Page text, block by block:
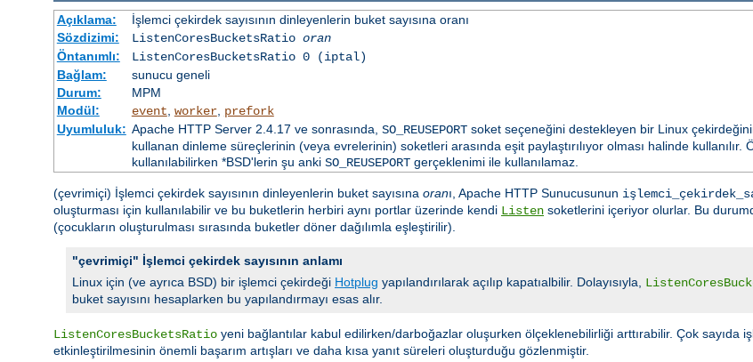
Açıklama:
İşlemci çekirdek sayısının dinleyenlerin buket sayısına oranı
Sözdizimi:
ListenCoresBucketsRatio oran
Öntanımlı:
ListenCoresBucketsRatio 0 (iptal)
Bağlam:
sunucu geneli
Durum:
MPM
Modül:
event worker, prefork
Uyumluluk: Apache HTTP Server 2.4.17 ve sonrasında, SO_REUSEPORTsoket seçeneğini destekleyen bir Linux
kullanan dinleme süreçlerinin (veya evrelerinin) soketleri arasında eşit paylaştırılıyor olması halinde kullanılır.
kullanılabilirken *BSD'lerin şu anki SO_REUSEPORTgerçeklenimi ile kullanılamaz.
(çevrimiçi) İşlemci çekirdek sayısının dinleyenlerin buket sayısına oranı, Apache HTTP Sunucusunun
oluşturması için kullanılabilir ve bu buketlerin herbiri aynı portlar üzerinde kendi Listen soketlerini içeriyor olurlar. Bu
(çocukların oluşturulması sırasında buketler döner dağılımla eşleştirilir).
"çevrimiçi" İşlemci çekirdek sayısının anlamı
Linux için (ve ayrıca BSD) bir işlemci çekirdeği Hotplug yapılandırılarak açılıp kapatıalbilir. Dolayısıyla,
buket sayısını hesaplarken bu yapılandırmayı esas alır.
ListenCoresBucketsRatio yeni bağlantılar kabul edilirken/darboğazlar oluşurken ölçeklenebilirliği arttırabilir. Çok sayıda
etkinleştirilmesinin önemli başarım artışları ve daha kısa yanıt süreleri oluşturduğu gözlenmiştir.